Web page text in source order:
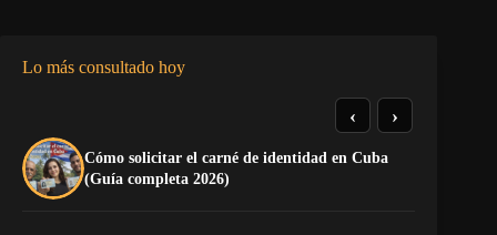
Lo más consultado hoy
Cómo solicitar el carné de identidad en Cuba
(Guía completa 2026)
‹ ›